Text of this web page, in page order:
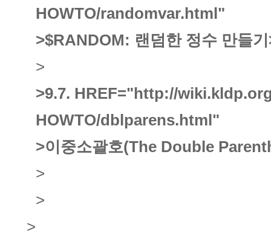
HOWTO/randomvar.html"
>$RANDOM: 랜덤한 정수 만들기
>
>9.7. HREF="http://
HOWTO/dblparens.html"
>이중소괄호(The Double
>
>
>